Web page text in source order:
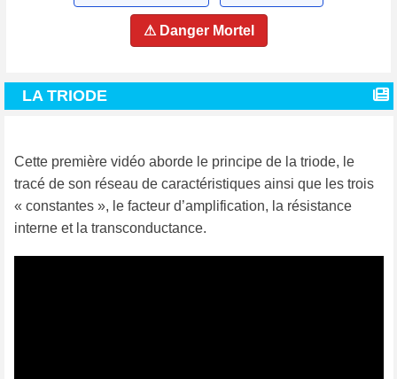
⚠ Danger Mortel
LA TRIODE
Cette première vidéo aborde le principe de la triode, le
tracé de son réseau de caractéristiques ainsi que les trois
« constantes », le facteur d’amplification, la résistance
interne et la transconductance.